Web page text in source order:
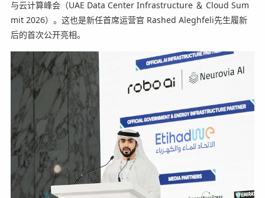
与云计算峰会（UAE Data Center Infrastructure ＆ Cloud Sum
mit 2026）。这也是新任首席运营官 Rashed Aleghfeli先生履新
后的首次公开亮相。